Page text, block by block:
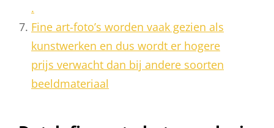
.
Fine art-foto’s worden vaak gezien als
kunstwerken en dus wordt er hogere
prijs verwacht dan bij andere soorten
beeldmateriaal